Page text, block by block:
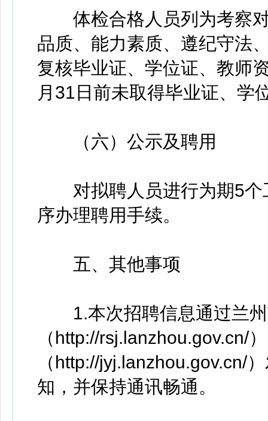
体检合格人员列为考察对
品质、能力素质、遵纪守法
复核毕业证、学位证、教师
月31日前未取得毕业证、学
（六）公示及聘用
对拟聘人员进行为期5个
序办理聘用手续。
五、其他事项
1.本次招聘信息通过兰州
（http://rsj.lanzhou.gov.cn/
（http://jyj.lanzhou.gov.cn/
知，并保持通讯畅通。